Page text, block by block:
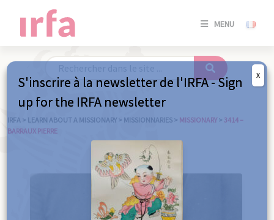
MENU
SE
IRFA > LEARN ABOUT A MISSIONARY > MISSIONNARIES > MISSIONARY > 3414 –
BARRAUX PIERRE
S'inscrire à la newsletter de l'IRFA - Sign
up for the IRFA newsletter
X